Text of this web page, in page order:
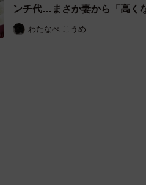
ンチ代…まさか妻から「高く
わたなべ こうめ